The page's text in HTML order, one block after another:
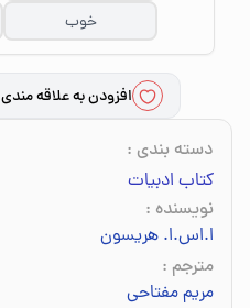
خوب
افزودن به علاقه مندی
دسته بندی :
کتاب ادبیات
نویسنده :
ا.اس.ا. هریسون
مترجم :
مریم مفتاحی